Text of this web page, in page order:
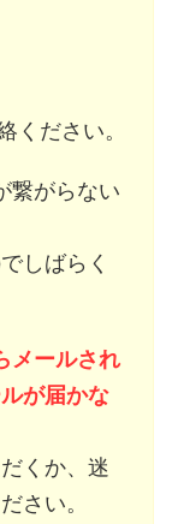
ください。
繋がらない
しばらく
メールされ
が届かな
くか、迷
さい。